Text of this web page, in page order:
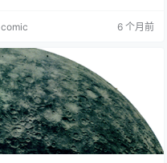
分公司经理，赴任后靠山倒，随即
战区发现稀有金属矿，与反抗组织
达成合作出口资源，短暂成功后因
局势反转陷入危机。 主要角色 日本
人：主角，35 岁江户商事职员…
comic 6 个月前